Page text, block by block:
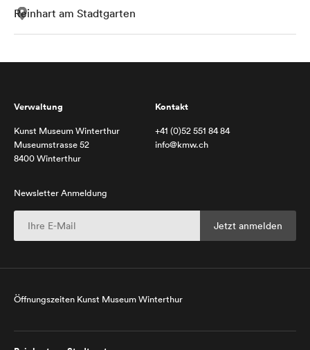
Reinhart am Stadtgarten
Verwaltung
Kunst Museum Winterthur
Museumstrasse 52
8400 Winterthur
Kontakt
+41 (0)52 551 84 84
info@kmw.ch
Newsletter Anmeldung
Öffnungszeiten Kunst Museum Winterthur